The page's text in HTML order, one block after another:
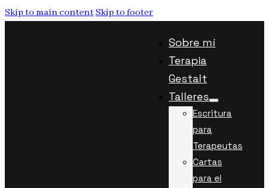
Skip to main contentSkip to footer
Sobre mí
Terapia
Gestalt
Talleres
Escritura
para
Terapeutas
Cartas
para el